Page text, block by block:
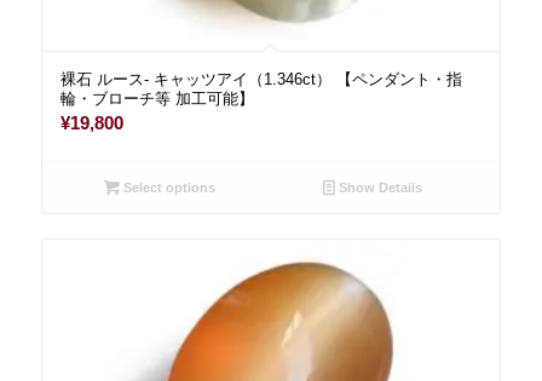
裸石 ルース- キャッツアイ（1.346ct） 【ペンダント・指
輪・ブローチ等 加工可能】
¥19,800
Select options Show Details